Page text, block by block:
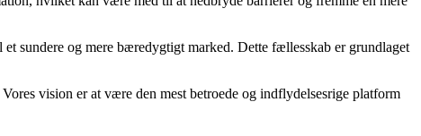
sundere og mere bæredygtigt marked. Dette fællesskab er grundlaget
vision er at være den mest betroede og indflydelsesrige platform